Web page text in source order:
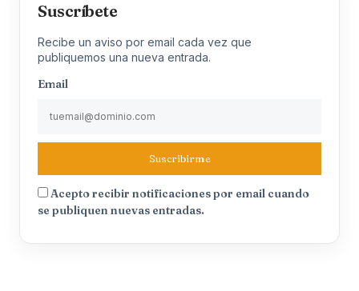
Suscríbete
Recibe un aviso por email cada vez que
publiquemos una nueva entrada.
Email
Suscribirme
Acepto recibir notificaciones por email cuando
se publiquen nuevas entradas.